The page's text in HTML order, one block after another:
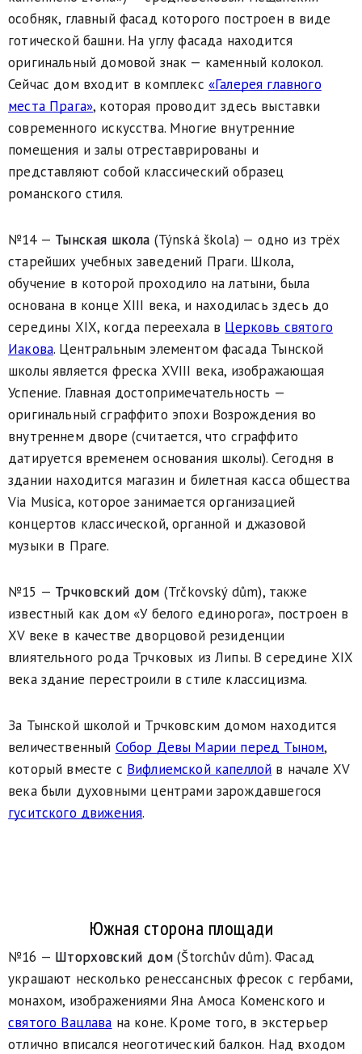
особняк, главный фасад которого построен в виде
готической башни. На углу фасада находится
оригинальный домовой знак — каменный колокол.
Сейчас дом входит в комплекс «Галерея главного
места Прага», которая проводит здесь выставки
современного искусства. Многие внутренние
помещения и залы отреставрированы и
представляют собой классический образец
романского стиля.
№14 — Тынская школа (Týnská škola) — одно из трёх
старейших учебных заведений Праги. Школа,
обучение в которой проходило на латыни, была
основана в конце XIII века, и находилась здесь до
середины XIX, когда переехала в Церковь святого
Иакова. Центральным элементом фасада Тынской
школы является фреска XVIII века, изображающая
Успение. Главная достопримечательность —
оригинальный сграффито эпохи Возрождения во
внутреннем дворе (считается, что сграффито
датируется временем основания школы). Сегодня в
здании находится магазин и билетная касса общества
Via Musica, которое занимается организацией
концертов классической, органной и джазовой
музыки в Праге.
№15 — Трчковский дом (Trčkovský dům), также
известный как дом «У белого единорога», построен в
XV веке в качестве дворцовой резиденции
влиятельного рода Трчковых из Липы. В середине XIX
века здание перестроили в стиле классицизма.
За Тынской школой и Трчковским домом находится
величественный Собор Девы Марии перед Тыном,
который вместе с Вифлиемской капеллой в начале XV
века были духовными центрами зарождавшегося
гуситского движения.
Южная сторона площади
№16 — Шторховский дом (Štorchův dům). Фасад
украшают несколько ренессансных фресок с гербами,
монахом, изображениями Яна Амоса Коменского и
святого Вацлава на коне. Кроме того, в экстерьер
отлично вписался неоготический балкон. Над входом